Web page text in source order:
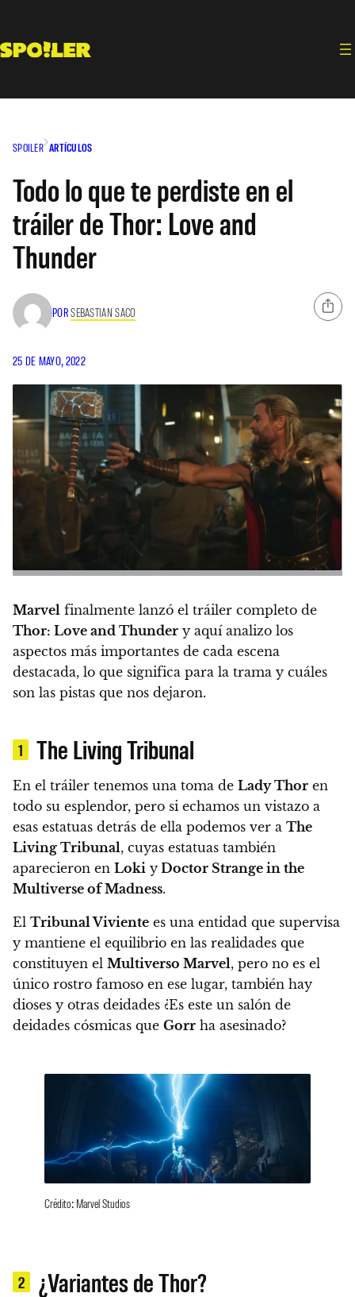
contenido
SPOILER ARTÍCULOS
Todo lo que te perdiste en el
tráiler de Thor: Love and
Thunder
PORSEBASTIAN SACO
25 DE MAYO, 2022
Marvel finalmente lanzó el tráiler completo de
Thor: Love and Thunder y aquí analizo los
aspectos más importantes de cada escena
destacada, lo que significa para la trama y cuáles
son las pistas que nos dejaron.
1 The Living Tribunal
En el tráiler tenemos una toma de Lady Thor en
todo su esplendor, pero si echamos un vistazo a
esas estatuas detrás de ella podemos ver a The
Living Tribunal, cuyas estatuas también
aparecieron en Loki y Doctor Strange in the
Multiverse of Madness.
El Tribunal Viviente es una entidad que supervisa
y mantiene el equilibrio en las realidades que
constituyen el Multiverso Marvel, pero no es el
único rostro famoso en ese lugar, también hay
dioses y otras deidades ¿Es este un salón de
deidades cósmicas que Gorr ha asesinado?
Crédito: Marvel Studios
2 ¿Variantes de Thor?